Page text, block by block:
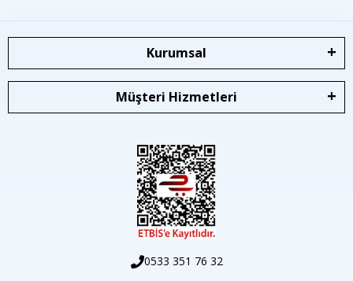
Kurumsal
Müşteri Hizmetleri
0533 351 76 32